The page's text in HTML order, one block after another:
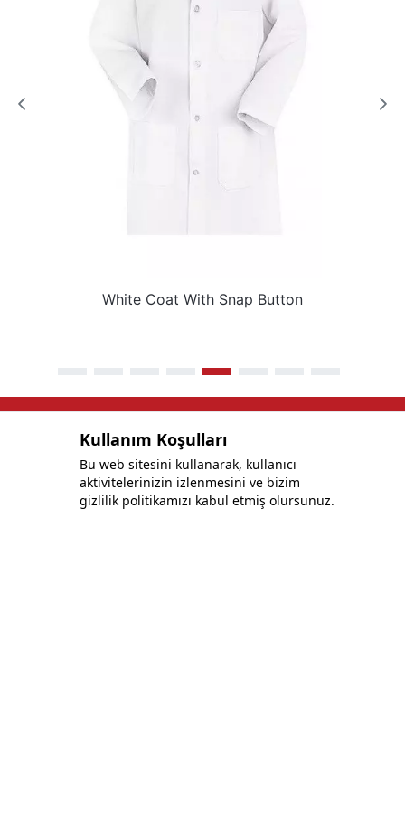
Kullanım Koşulları
Bu web sitesini kullanarak, kullanıcı
aktivitelerinizin izlenmesini ve bizim
gizlilik politikamızı kabul etmiş olursunuz.
White Coat With Snap Button
Bonafida Tekstil Yazılım İç Ve Dış Tic. Ltd. Şti.